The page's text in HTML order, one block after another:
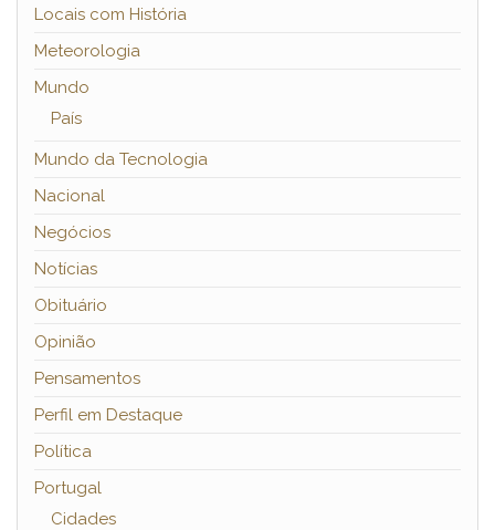
Locais com História
Meteorologia
Mundo
País
Mundo da Tecnologia
Nacional
Negócios
Notícias
Obituário
Opinião
Pensamentos
Perfil em Destaque
Política
Portugal
Cidades